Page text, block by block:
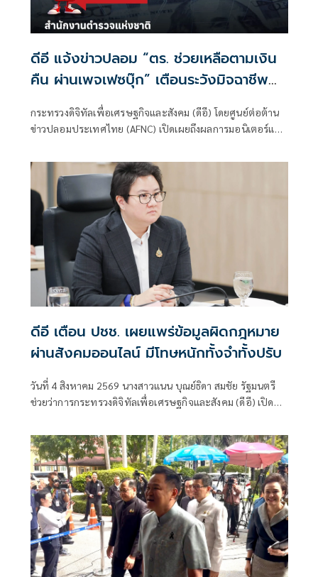
ดีอี แจ้งข่าวปลอม “ตร. ช่วยเหลือตามเงิน
คืน ผ่านเพจเฟซบุ๊ก” เตือนระวังมิจฉาชีพ
หลอก สูญเงิน - ข้อมูลส่วนบุคคล
กระทรวงดิจิทัลเพื่อเศรษฐกิจและสังคม (ดีอี) โดยศูนย์ต่อต้าน
ข่าวปลอมประเทศไทย (AFNC) เปิดเผยถึงผลการมอนิเตอร์และ
ดีอี เตือน ปชช. เผยแพร่ข้อมูลผิดกฎหมาย
ผ่านสังคมออนไลน์ มีโทษหนักทั้งจำทั้งปรับ
วันที่ 4 สิงหาคม 2569 นางสาวแนน บุณย์ธิดา สมชัย รัฐมนตรี
ช่วยว่าการกระทรวงดิจิทัลเพื่อเศรษฐกิจและสังคม (ดีอี) เปิด
ดิจิทัลเพื่อเศรษฐกิจและสังคม (ดีอี)